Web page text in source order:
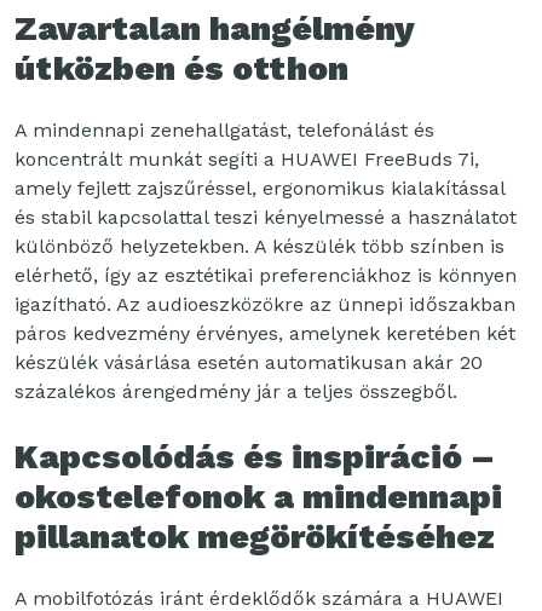
Zavartalan hangélmény
útközben és otthon
A mindennapi zenehallgatást, telefonálást és
koncentrált munkát segíti a HUAWEI FreeBuds 7i,
amely fejlett zajszűréssel, ergonomikus kialakítással
és stabil kapcsolattal teszi kényelmessé a használatot
különböző helyzetekben. A készülék több színben is
elérhető, így az esztétikai preferenciákhoz is könnyen
igazítható. Az audioeszközökre az ünnepi időszakban
páros kedvezmény érvényes, amelynek keretében két
készülék vásárlása esetén automatikusan akár 20
százalékos árengedmény jár a teljes összegből.
Kapcsolódás és inspiráció –
okostelefonok a mindennapi
pillanatok megörökítéséhez
A mobilfotózás iránt érdeklődők számára a HUAWEI